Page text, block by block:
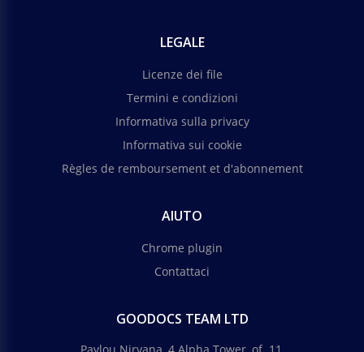
LEGALE
Licenze dei file
Termini e condizioni
Informativa sulla privacy
Informativa sui cookie
Règles de remboursement et d'abonnement
AIUTO
Chrome plugin
Contattaci
GOODOCS TEAM LTD